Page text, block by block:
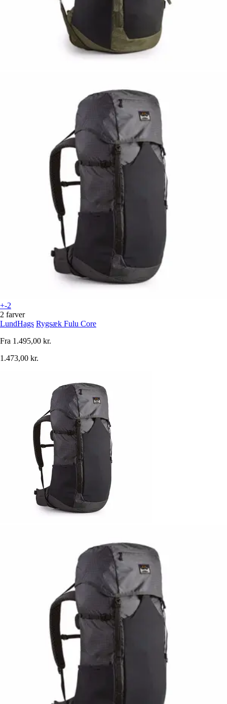
+-2
2 farver
LundHags Rygsæk Fulu Core
Fra 1.495,00 kr.
1.473,00 kr.